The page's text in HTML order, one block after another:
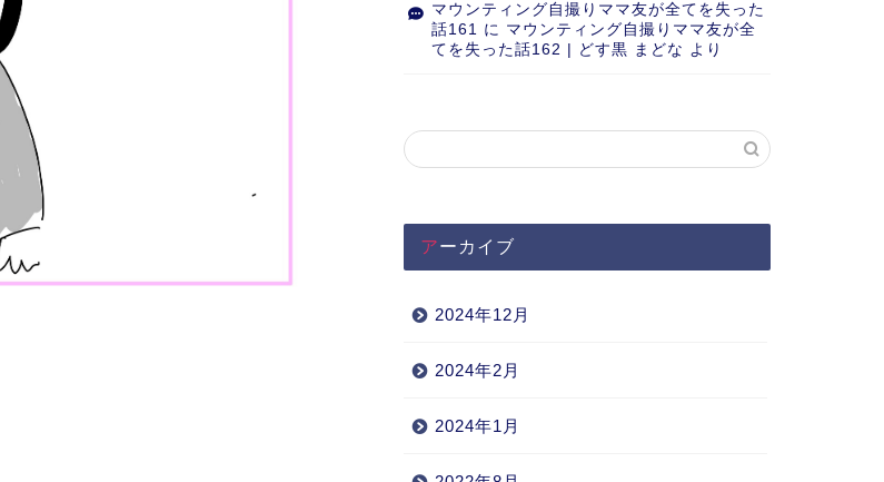
マウンティング自撮りママ友が全てを失った
話161 に マウンティング自撮りママ友が全
てを失った話162 | どす黒 まどな より
アーカイブ
2024年12月
2024年2月
2024年1月